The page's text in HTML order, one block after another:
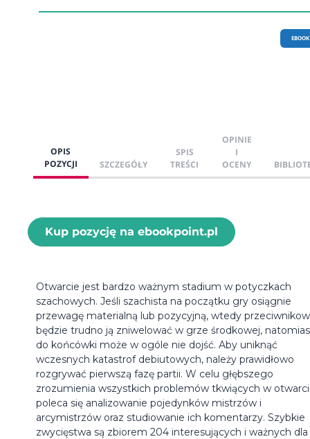
EBOOK
OPIS
POZYCJI
SZCZEGÓŁY
SPIS
TREŚCI
OPINIE
I
OCENY
Kup pozycję na ebookpoint.pl
Otwarcie jest bardzo ważnym stadium w potyczkach
szachowych. Jeśli szachista na początku gry osiągnie
przewagę materialną lub pozycyjną, wtedy
będzie trudno ją zniwelować w grze środkowej,
do końcówki może w ogóle nie dojść. Aby uniknąć
wczesnych katastrof debiutowych, należy prawidłowo
rozgrywać pierwszą fazę partii. W celu głębszego
zrozumienia wszystkich problemów tkwiących w
poleca się analizowanie pojedynków mistrzów i
arcymistrzów oraz studiowanie ich komentarzy. Szybkie
zwycięstwa są zbiorem 204 interesujących i ważnych dla